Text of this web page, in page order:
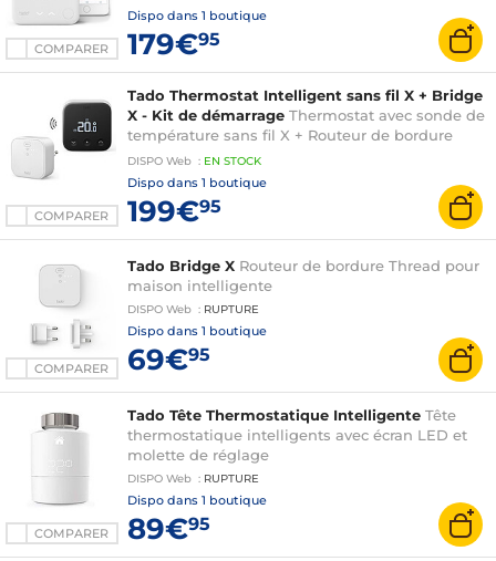
COMPARER
Dispo dans 1 boutique
179€95
COMPARER
Tado Thermostat Intelligent sans fil X + Bridge
X - Kit de démarrage Thermostat avec sonde de
température sans fil X + Routeur de bordure
Thread
DISPO Web : EN STOCK
Dispo dans 1 boutique
199€95
COMPARER
Tado Bridge X Routeur de bordure Thread pour
maison intelligente
DISPO Web : RUPTURE
Dispo dans 1 boutique
69€95
COMPARER
Tado Tête Thermostatique Intelligente Tête
thermostatique intelligents avec écran LED et
molette de réglage
DISPO Web : RUPTURE
Dispo dans 1 boutique
89€95